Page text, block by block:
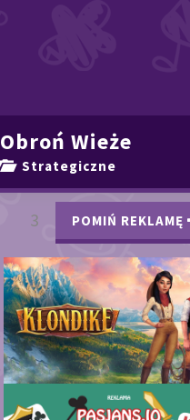
Obroń Wieże
Strategiczne
2 POMIŃ REKLAMĘ